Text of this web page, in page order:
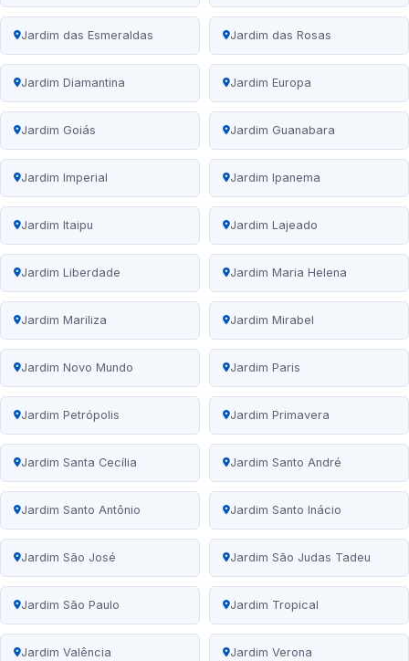
Jardim das Esmeraldas Jardim das Rosas
Jardim Diamantina Jardim Europa
Jardim Goiás Jardim Guanabara
Jardim Imperial Jardim Ipanema
Jardim Itaipu Jardim Lajeado
Jardim Liberdade Jardim Maria Helena
Jardim Mariliza Jardim Mirabel
Jardim Novo Mundo Jardim Paris
Jardim Petrópolis Jardim Primavera
Jardim Santa Cecília Jardim Santo André
Jardim Santo Antônio Jardim Santo Inácio
Jardim São José Jardim São Judas Tadeu
Jardim São Paulo Jardim Tropical
Jardim Valência Jardim Verona